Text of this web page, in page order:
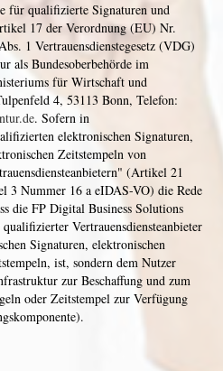
für qualifizierte Signaturen und
17 der Verordnung (EU) Nr.
1 Vertrauensdienstegesetz (VDG)
als Bundesoberbehörde im
für Wirtschaft und
4, 53113 Bonn, Telefon:
. Sofern in
elektronischen Signaturen,
Zeitstempeln von
(Artikel 21
Nummer 16 a eIDAS-VO) die Rede
die FP Digital Business Solutions
Vertrauensdiensteanbieter
Signaturen, elektronischen
ist, sondern dem Nutzer
zur Beschaffung und zum
oder Zeitstempel zur Verfügung